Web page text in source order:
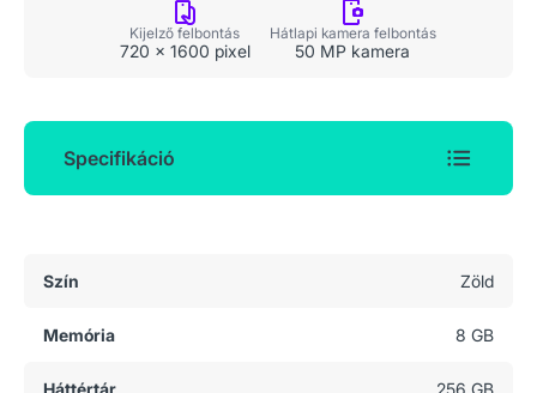
Kijelző felbontás
720 x 1600 pixel
Hátlapi kamera felbontás
50 MP kamera
Specifikáció
Szín Zöld
Memória 8 GB
Háttértár 256 GB